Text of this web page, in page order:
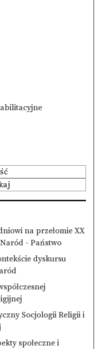
na przełomie XX
- Państwo
dyskursu
Socjologii Religii i
społeczne i